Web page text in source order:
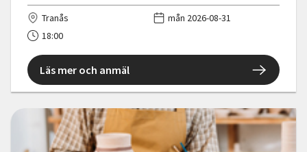
Tranås
mån 2026-08-31
18:00
Läs mer och anmäl